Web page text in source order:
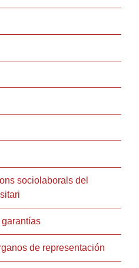
sociolaborals del
garantías
de representación